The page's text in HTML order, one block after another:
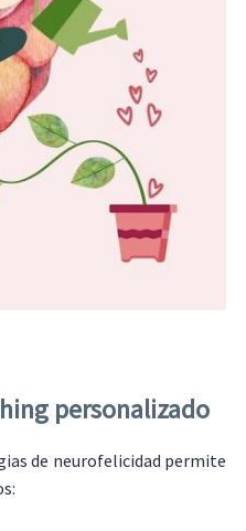
personalizado
de neurofelicidad permite